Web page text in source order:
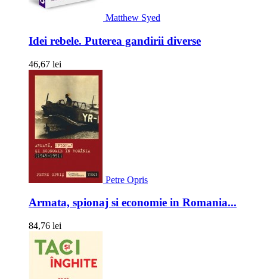
Matthew Syed
Idei rebele. Puterea gandirii diverse
46,67 lei
Petre Opris
Armata, spionaj si economie in Romania...
84,76 lei